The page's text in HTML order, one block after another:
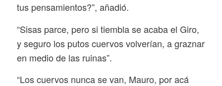
tus pensamientos?”, añadió.
“Sisas parce, pero si tiembla se acaba el Giro,
y seguro los putos cuervos volverían, a graznar
en medio de las ruinas”.
“Los cuervos nunca se van, Mauro, por acá